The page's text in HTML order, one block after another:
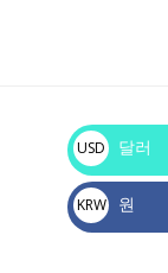
USD
$
달러
KRW
₩
원